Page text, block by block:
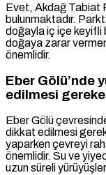
Evet, Akdağ Tabiat
bulunmaktadır.
doğayla iç içe keyifli
doğaya zarar
önemlidir.
Eber Gölü’nde
edilmesi
Eber Gölü
dikkat edilmesi
yaparken çevreyi
önemlidir. Su ve
uzun süreli yürüyüşler